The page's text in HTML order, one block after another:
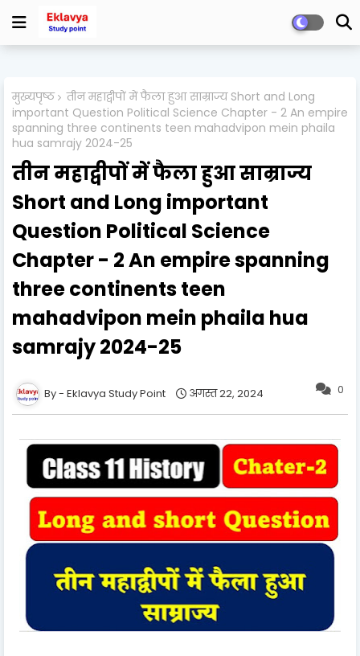
मुख्यपृष्ठ
तीन महाद्वीपों में फैला हुआ साम्राज्य Short and Long
important Question Political Science Chapter - 2 An empire
spanning three continents teen mahadvipon mein phaila
hua samrajy 2024-25
तीन महाद्वीपों में फैला हुआ साम्राज्य
Short and Long important
Question Political Science
Chapter - 2 An empire spanning
three continents teen
mahadvipon mein phaila hua
samrajy 2024-25
0
Eklavya Study Point अगस्त 22, 2024